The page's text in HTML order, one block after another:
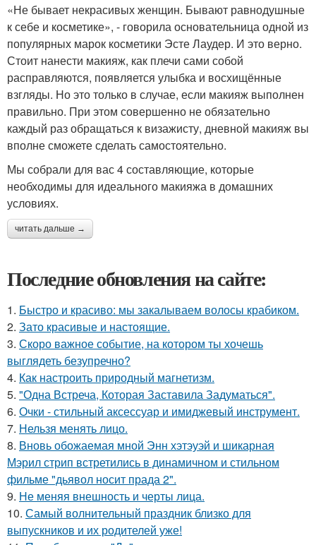
«Не бывает некрасивых женщин. Бывают равнодушные
к себе и косметике», - говорила основательница одной из
популярных марок косметики Эсте Лаудер. И это верно.
Стоит нанести макияж, как плечи сами собой
расправляются, появляется улыбка и восхищённые
взгляды. Но это только в случае, если макияж выполнен
правильно. При этом совершенно не обязательно
каждый раз обращаться к визажисту, дневной макияж вы
вполне сможете сделать самостоятельно.
Мы собрали для вас 4 составляющие, которые
необходимы для идеального макияжа в домашних
условиях.
читать дальше →
Последние обновления на сайте:
1. Быстро и красиво: мы закалываем волосы крабиком.
2. Зато красивые и настоящие.
3. Скоро важное событие, на котором ты хочешь
выглядеть безупречно?
4. Как настроить природный магнетизм.
5. "Одна Встреча, Которая Заставила Задуматься".
6. Очки - стильный аксессуар и имиджевый инструмент.
7. Нельзя менять лицо.
8. Вновь обожаемая мной Энн хэтэуэй и шикарная
Мэрил стрип встретились в динамичном и стильном
фильме "дьявол носит прада 2".
9. Не меняя внешность и черты лица.
10. Самый волнительный праздник близко для
выпускников и их родителей уже!